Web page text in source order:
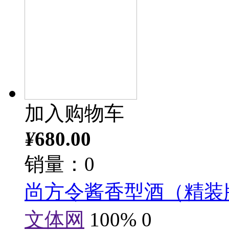
加入购物车
¥680.00
销量：0
尚方令酱香型酒（精装
文体网 100% 0